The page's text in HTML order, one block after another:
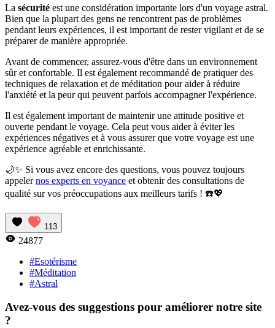
La sécurité est une considération importante lors d'un voyage astral.
Bien que la plupart des gens ne rencontrent pas de problèmes
pendant leurs expériences, il est important de rester vigilant et de se
préparer de manière appropriée.
Avant de commencer, assurez-vous d'être dans un environnement
sûr et confortable. Il est également recommandé de pratiquer des
techniques de relaxation et de méditation pour aider à réduire
l'anxiété et la peur qui peuvent parfois accompagner l'expérience.
Il est également important de maintenir une attitude positive et
ouverte pendant le voyage. Cela peut vous aider à éviter les
expériences négatives et à vous assurer que votre voyage est une
expérience agréable et enrichissante.
🌙✨ Si vous avez encore des questions, vous pouvez toujours
appelernos experts en voyance et obtenir des consultations de
qualité sur vos préoccupations aux meilleurs tarifs ! ☎️💖
113
24877
#Esotérisme
#Méditation
#Astral
Avez-vous des suggestions pour améliorer notre site
?